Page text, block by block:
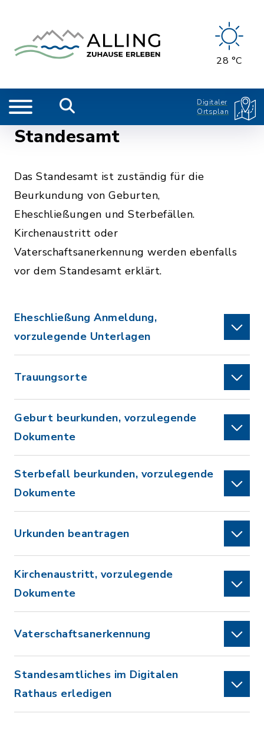
28 °C
Digitaler
Ortsplan
Standesamt
Das Standesamt ist zuständig für die
Beurkundung von Geburten,
Eheschließungen und Sterbefällen.
Kirchenaustritt oder
Vaterschaftsanerkennung werden ebenfalls
vor dem Standesamt erklärt.
Eheschließung Anmeldung,
vorzulegende Unterlagen
Trauungsorte
Geburt beurkunden, vorzulegende
Dokumente
Sterbefall beurkunden, vorzulegende
Dokumente
Urkunden beantragen
Kirchenaustritt, vorzulegende
Dokumente
Vaterschaftsanerkennung
Standesamtliches im Digitalen
Rathaus erledigen